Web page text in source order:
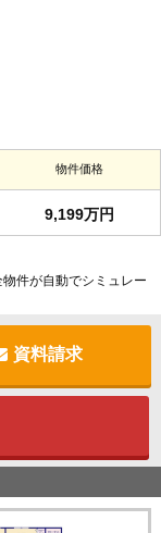
物件価格
9,199万円
件が自動でシミュレー
資料請求